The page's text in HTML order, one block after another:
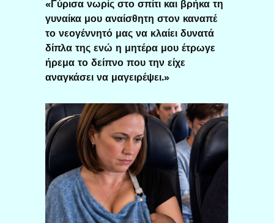
«Γύρισα νωρίς στο σπίτι και βρήκα τη
γυναίκα μου αναίσθητη στον καναπέ
το νεογέννητό μας να κλαίει δυνατά
δίπλα της ενώ η μητέρα μου έτρωγε
ήρεμα το δείπνο που την είχε
αναγκάσει να μαγειρέψει.»